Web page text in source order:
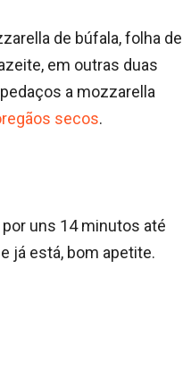
de búfala, folha de
em outras duas
a mozzarella
secos.
uns 14 minutos até
já está, bom apetite.